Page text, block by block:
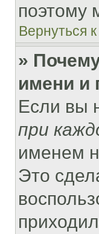
поэтому
Вернуться
»
имени и
Если вы
при
именем
Это